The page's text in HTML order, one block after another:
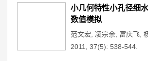
小几何特性小孔径细
数值模拟
范文宏 凌宗余 富庆飞
2011, 37(5): 538-544.